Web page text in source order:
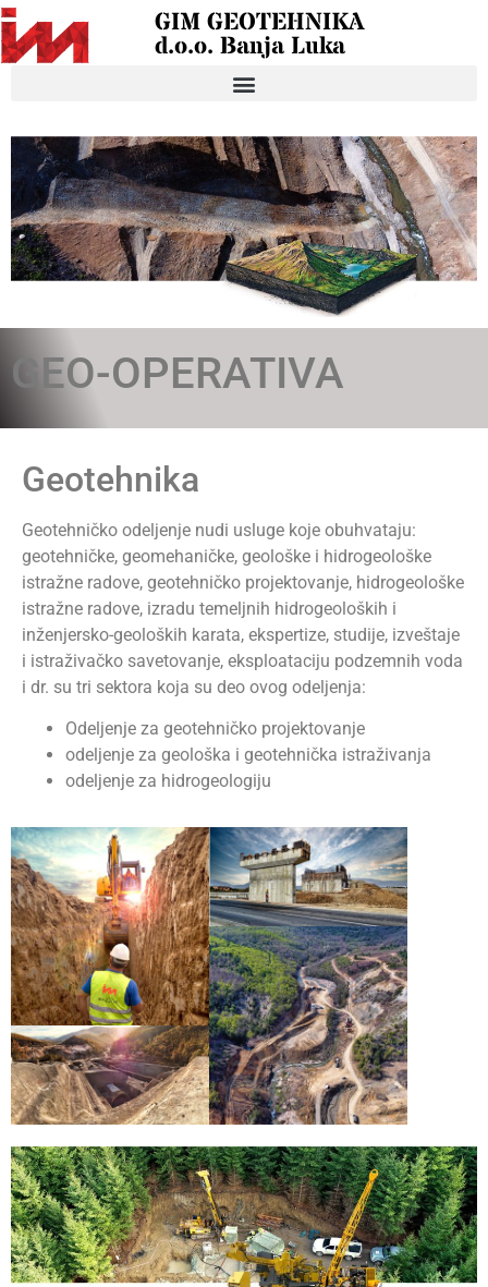
GIM GEOTEHNIKA
d.o.o. Banja Luka
GEO-OPERATIVA
Geotehnika
Geotehničko odeljenje nudi usluge koje obuhvataju:
geotehničke, geomehaničke, geološke i hidrogeološke
istražne radove, geotehničko projektovanje, hidrogeološke
istražne radove, izradu temeljnih hidrogeoloških i
inženjersko-geoloških karata, ekspertize, studije, izveštaje
i istraživačko savetovanje, eksploataciju podzemnih voda
i dr. su tri sektora koja su deo ovog odeljenja:
Odeljenje za geotehničko projektovanje
odeljenje za geološka i geotehnička istraživanja
odeljenje za hidrogeologiju